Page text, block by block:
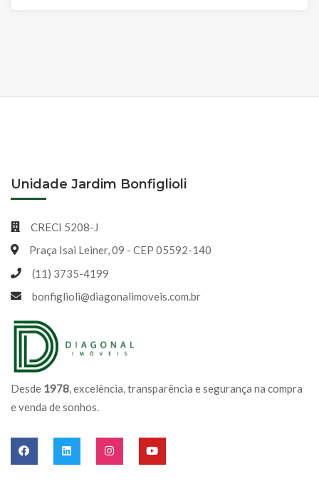
Desde 1978, excelência, transparência e segurança na compra
e venda de sonhos.
Unidade Jardim Bonfiglioli
CRECI 5208-J
Praça Isai Leiner, 09 - CEP 05592-140
(11) 3735-4199
bonfiglioli@diagonalimoveis.com.br